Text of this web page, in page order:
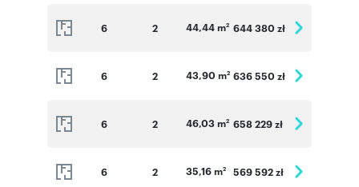
6 2 44,44 m2 644 380 zł
6 2 43,90 m2 636 550 zł
6 2 46,03 m2 658 229 zł
6 2 35,16 m2 569 592 zł